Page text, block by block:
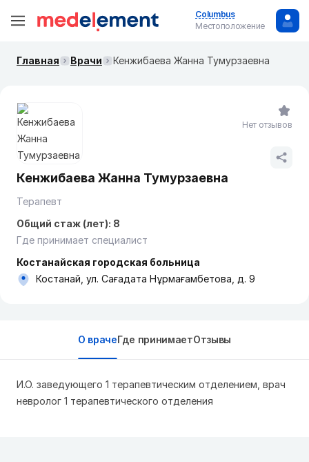
Columbus
Местоположение
Главная Врачи Кенжибаева Жанна Тумурзаевна
Кенжибаева Жанна Тумурзаевна
Терапевт
Общий стаж (лет): 8
Где принимает специалист
Костанайская городская больница
Костанай, ​ул. Сағадата Нұрмағамбетова, д. 9
Нет отзывов
О врачеГде принимаетОтзывы
И.О. заведующего 1 терапевтическим отделением, врач
невролог 1 терапевтического отделения